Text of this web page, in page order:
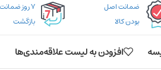
ضمانت اصل
بودن کالا
۷ روز ضمانت
بازگشت
افزودن به لیست علاقه‌مندی‌ها